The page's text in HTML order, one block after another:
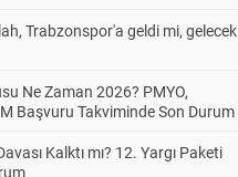
Trabzonspor'a geldi mi, gelecek
Ne Zaman 2026? PMYO,
Başvuru Takviminde Son Durum
Kalktı mı? 12. Yargı Paketi